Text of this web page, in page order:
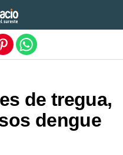
de tregua,
dengue
móvil